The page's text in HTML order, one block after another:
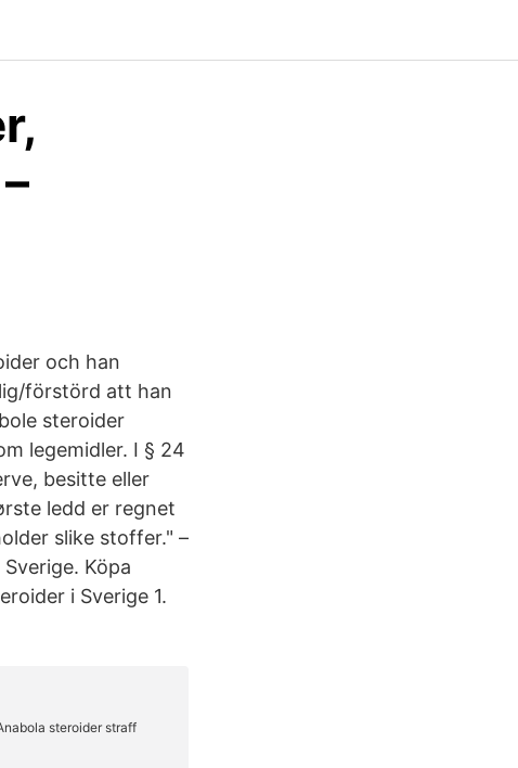
och han
förstörd att han
steroider
legemidler. I § 24
besitte eller
ledd er regnet
slike stoffer." –
Köpa
i Sverige 1.